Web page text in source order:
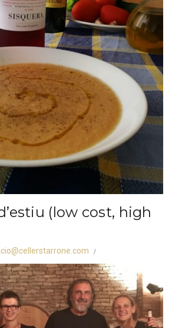
(low cost, high